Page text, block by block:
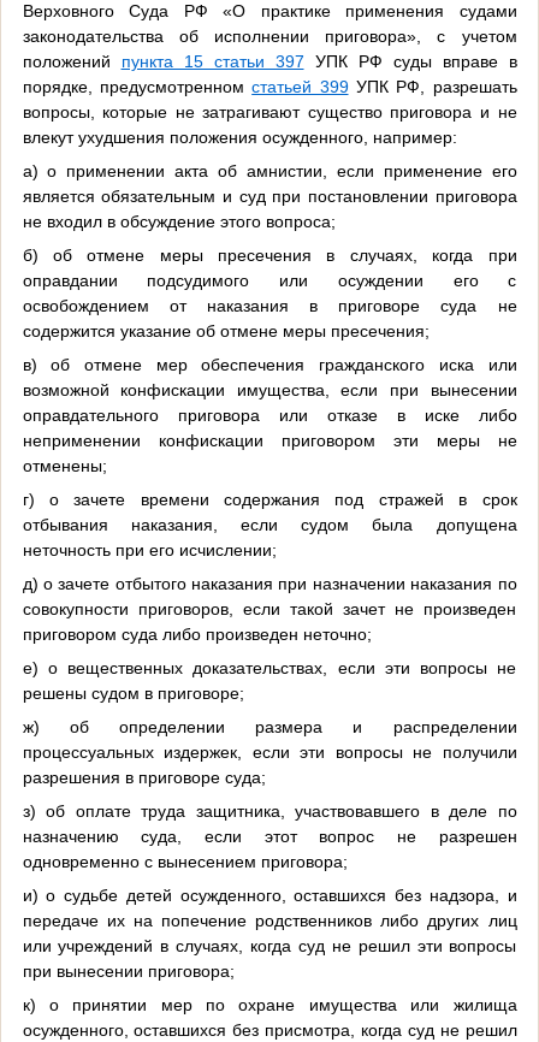
Верховного Суда РФ «О практике применения судами
законодательства об исполнении приговора», с учетом
положений пункта 15 статьи 397 УПК РФ суды вправе в
порядке, предусмотренномстатьей 399УПК РФ, разрешать
вопросы, которые не затрагивают существо приговора и не
влекут ухудшения положения осужденного, например:
а) о применении акта об амнистии, если применение его
является обязательным и суд при постановлении приговора
не входил в обсуждение этого вопроса;
б) об отмене меры пресечения в случаях, когда при
оправдании подсудимого или осуждении его с
освобождением от наказания в приговоре суда не
содержится указание об отмене меры пресечения;
в) об отмене мер обеспечения гражданского иска или
возможной конфискации имущества, если при вынесении
оправдательного приговора или отказе в иске либо
неприменении конфискации приговором эти меры не
отменены;
г) о зачете времени содержания под стражей в срок
отбывания наказания, если судом была допущена
неточность при его исчислении;
д) о зачете отбытого наказания при назначении наказания по
совокупности приговоров, если такой зачет не произведен
приговором суда либо произведен неточно;
е) о вещественных доказательствах, если эти вопросы не
решены судом в приговоре;
ж) об определении размера и распределении
процессуальных издержек, если эти вопросы не получили
разрешения в приговоре суда;
з) об оплате труда защитника, участвовавшего в деле по
назначению суда, если этот вопрос не разрешен
одновременно с вынесением приговора;
и) о судьбе детей осужденного, оставшихся без надзора, и
передаче их на попечение родственников либо других лиц
или учреждений в случаях, когда суд не решил эти вопросы
при вынесении приговора;
к) о принятии мер по охране имущества или жилища
осужденного, оставшихся без присмотра, когда суд не решил